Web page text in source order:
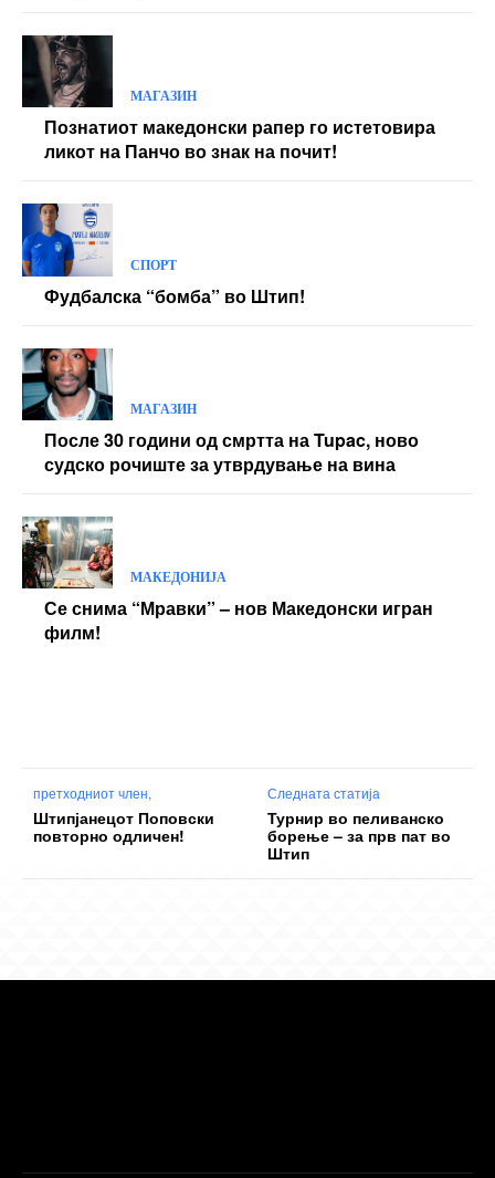
МАГАЗИН
Познатиот македонски рапер го истетовира
ликот на Панчо во знак на почит!
СПОРТ
Фудбалска “бомба” во Штип!
МАГАЗИН
После 30 години од смртта на Tupac, ново
судско рочиште за утврдување на вина
МАКЕДОНИЈА
Се снима “Мравки” – нов Македонски игран
филм!
претходниот член,
Штипјанецот Поповски
повторно одличен!
Следната статија
Турнир во пеливанско
борење – за прв пат во
Штип